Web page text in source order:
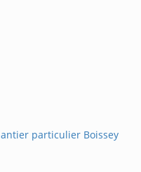
particulier Boissey